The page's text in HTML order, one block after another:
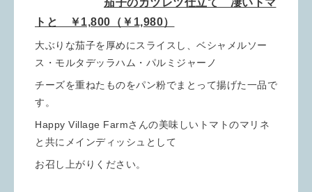
茄子のカツレツ仕立て 凄いトマ
トと ￥1,800（￥1,980）
大ぶりな茄子を厚めにスライスし、ベシャメルソー
ス・モルタデッラハム・パルミジャーノ
チーズを重ねたものをパン粉でまとって揚げた一品で
す。
Happy Village Farmさんの美味しいトマトのマリネ
と共にメインディッシュとして
お召し上がりください。